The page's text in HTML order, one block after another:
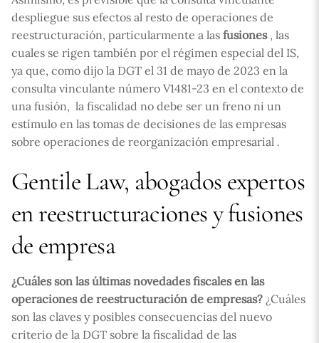
despliegue sus efectos al resto de operaciones de
reestructuración, particularmente a las fusiones , las
cuales se rigen también por el régimen especial del IS,
ya que, como dijo la DGT el 31 de mayo de 2023 en la
consulta vinculante número V1481-23 en el contexto de
una fusión, la fiscalidad no debe ser un freno ni un
estímulo en las tomas de decisiones de las empresas
sobre operaciones de reorganización empresarial .
Gentile Law, abogados expertos
en reestructuraciones y fusiones
de empresa
¿Cuáles son las últimas novedades fiscales en las
operaciones de reestructuración de empresas? ¿Cuáles
son las claves y posibles consecuencias del nuevo
criterio de la DGT sobre la fiscalidad de las